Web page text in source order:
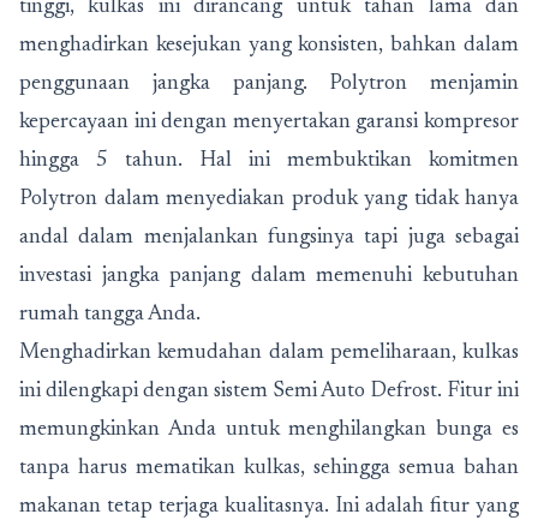
tinggi, kulkas ini dirancang untuk tahan lama dan
menghadirkan kesejukan yang konsisten, bahkan dalam
penggunaan jangka panjang. Polytron menjamin
kepercayaan ini dengan menyertakan garansi kompresor
hingga 5 tahun. Hal ini membuktikan komitmen
Polytron dalam menyediakan produk yang tidak hanya
andal dalam menjalankan fungsinya tapi juga sebagai
investasi jangka panjang dalam memenuhi kebutuhan
rumah tangga Anda.
Menghadirkan kemudahan dalam pemeliharaan, kulkas
ini dilengkapi dengan sistem Semi Auto Defrost. Fitur ini
memungkinkan Anda untuk menghilangkan bunga es
tanpa harus mematikan kulkas, sehingga semua bahan
makanan tetap terjaga kualitasnya. Ini adalah fitur yang